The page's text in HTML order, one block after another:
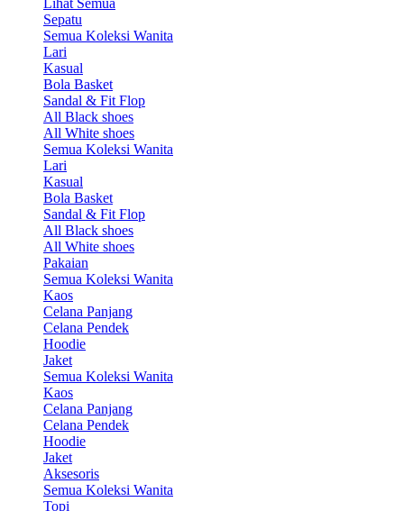
Sepatu
Semua Koleksi Wanita
Lari
Kasual
Bola Basket
Sandal & Fit Flop
All Black shoes
All White shoes
Semua Koleksi Wanita
Lari
Kasual
Bola Basket
Sandal & Fit Flop
All Black shoes
All White shoes
Pakaian
Semua Koleksi Wanita
Kaos
Celana Panjang
Celana Pendek
Hoodie
Jaket
Semua Koleksi Wanita
Kaos
Celana Panjang
Celana Pendek
Hoodie
Jaket
Aksesoris
Semua Koleksi Wanita
Topi